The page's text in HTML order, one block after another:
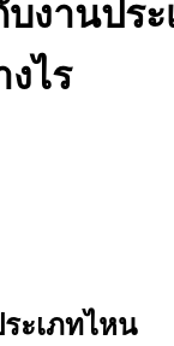
งานปร
ไร
ะเภทไหน